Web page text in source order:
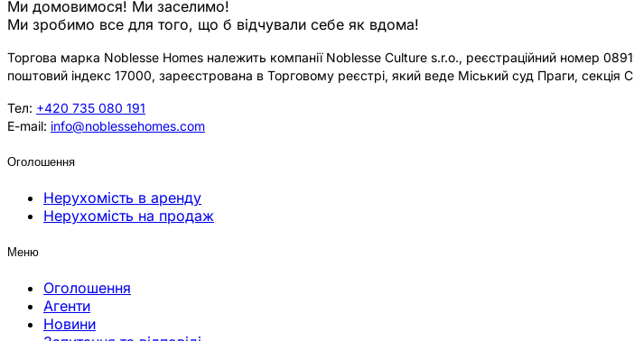
Ми домовимося! Ми заселимо!
Ми зробимо все для того, що б відчували себе як вдома!
Торгова марка Noblesse Homes належить компанії Noblesse Culture s.r.o., реєстраційний номер
поштовий індекс 17000, зареєстрована в Торговому реєстрі, який веде Міський суд Праги, секція
Тел: +420 735 080 191
E-mail: info@noblessehomes.com
Оголошення
Нерухомість в аренду
Нерухомість на продаж
Меню
Оголошення
Агенти
Новини